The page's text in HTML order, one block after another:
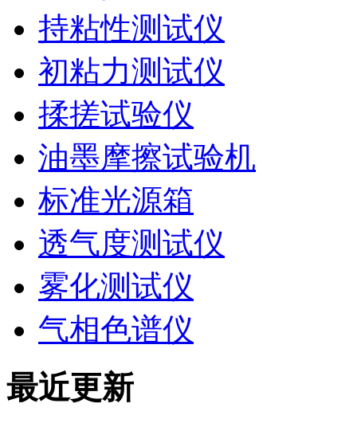
持粘性测试仪
初粘力测试仪
揉搓试验仪
油墨摩擦试验机
标准光源箱
透气度测试仪
雾化测试仪
气相色谱仪
最近更新